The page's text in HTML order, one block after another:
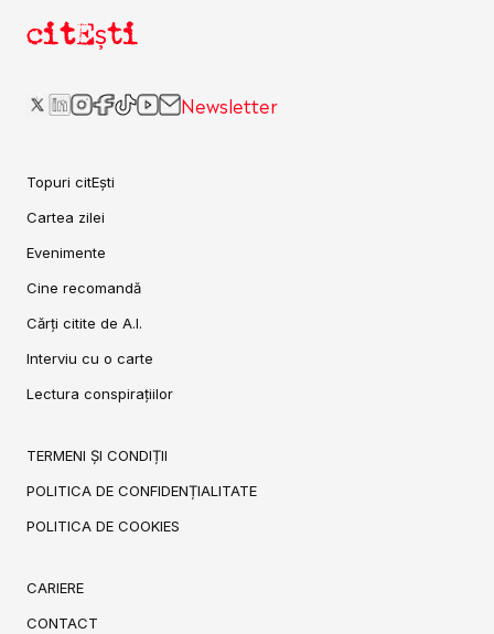
citEști
Newsletter
Topuri citEști
Cartea zilei
Evenimente
Cine recomandă
Cărți citite de A.I.
Interviu cu o carte
Lectura conspirațiilor
TERMENI ȘI CONDIȚII
POLITICA DE CONFIDENȚIALITATE
POLITICA DE COOKIES
CARIERE
CONTACT